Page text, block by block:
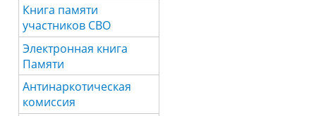
Книга памяти
участников СВО
Электронная книга
Памяти
Антинаркотическая
комиссия